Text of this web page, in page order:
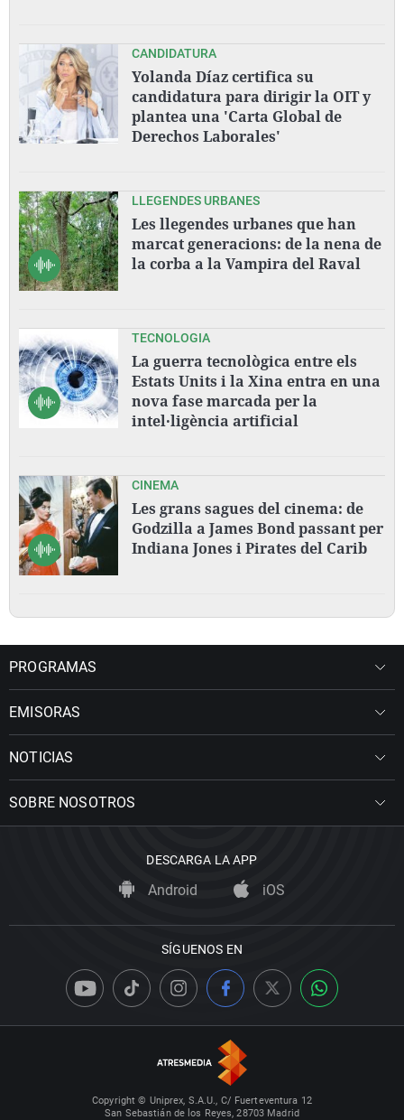
CANDIDATURA
Yolanda Díaz certifica su
candidatura para dirigir la OIT y
plantea una 'Carta Global de
Derechos Laborales'
LLEGENDES URBANES
Les llegendes urbanes que han
marcat generacions: de la nena de
la corba a la Vampira del Raval
TECNOLOGIA
La guerra tecnològica entre els
Estats Units i la Xina entra en una
nova fase marcada per la
intel·ligència artificial
CINEMA
Les grans sagues del cinema: de
Godzilla a James Bond passant per
Indiana Jones i Pirates del Carib
PROGRAMAS
EMISORAS
NOTICIAS
SOBRE NOSOTROS
DESCARGA LA APP
Android iOS
SÍGUENOS EN
Copyright © Uniprex, S.A.U., C/ Fuerteventura 12
San Sebastián de los Reyes, 28703 Madrid